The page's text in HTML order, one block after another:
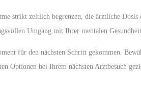
strikt zeitlich begrenzen, die ärztliche
Umgang mit Ihrer mentalen
für den nächsten Schritt gekommen.
Optionen bei Ihrem nächsten Arztbesuch